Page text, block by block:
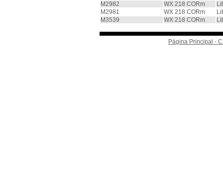
M2982
WX 218 CORm
M2981
WX 218 CORm
M3539
WX 218 CORm
Página Principal -